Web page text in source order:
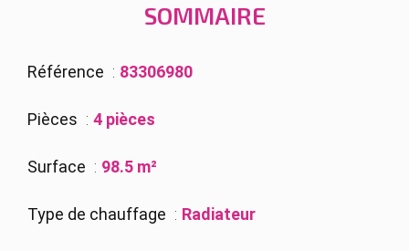
SOMMAIRE
Référence 83306980
Pièces 4 pièces
Surface 98.5 m²
Type de chauffage Radiateur